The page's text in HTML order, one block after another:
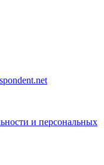
и персональных